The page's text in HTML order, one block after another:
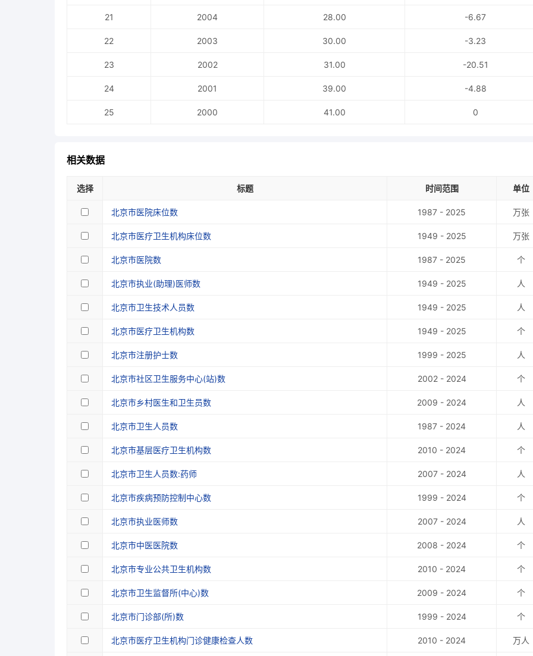
21 2004 28.00 -6.67
22 2003 30.00 -3.23
23 2002 31.00 -20.51
24 2001 39.00 -4.88
25 2000 41.00 0
相关数据
选择 标题 时间范围 单位
北京市医院床位数 1987 - 2025 万张
北京市医疗卫生机构床位数 1949 - 2025 万张
北京市医院数 1987 - 2025 个
北京市执业(助理)医师数 1949 - 2025 人
北京市卫生技术人员数 1949 - 2025 人
北京市医疗卫生机构数 1949 - 2025 个
北京市注册护士数 1999 - 2025 人
北京市社区卫生服务中心(站)数 2002 - 2024 个
北京市乡村医生和卫生员数 2009 - 2024 人
北京市卫生人员数 1987 - 2024 人
北京市基层医疗卫生机构数 2010 - 2024 个
北京市卫生人员数:药师 2007 - 2024 人
北京市疾病预防控制中心数 1999 - 2024 个
北京市执业医师数 2007 - 2024 人
北京市中医医院数 2008 - 2024 个
北京市专业公共卫生机构数 2010 - 2024 个
北京市卫生监督所(中心)数 2009 - 2024 个
北京市门诊部(所)数 1999 - 2024 个
北京市医疗卫生机构门诊健康检查人数 2010 - 2024 万人